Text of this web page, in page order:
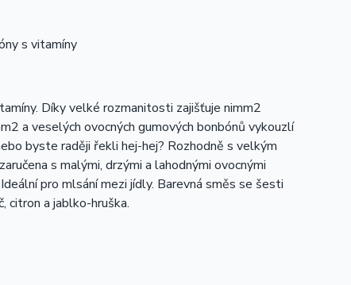
s vitamíny
Díky velké rozmanitosti zajišťuje nimm2
a veselých ovocných gumových bonbónů vykouzlí
byste raději řekli hej-hej? Rozhodně s velkým
s malými, drzými a lahodnými ovocnými
pro mlsání mezi jídly. Barevná směs se šesti
citron a jablko-hruška.